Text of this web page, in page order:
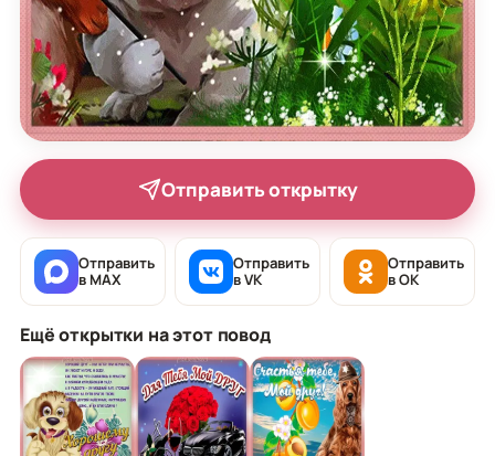
Отправить открытку
Отправить
в MAX
Отправить
в VK
Отправить
в OK
Ещё открытки на этот повод